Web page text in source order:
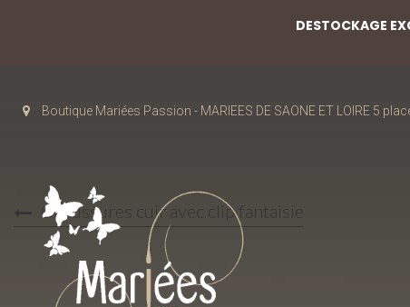
Boutique Mariées Passion - MARIEES DE SAONE ET LOIRE 5
Chaussures cuir avec clip fantaisie
DESTOCKAGE